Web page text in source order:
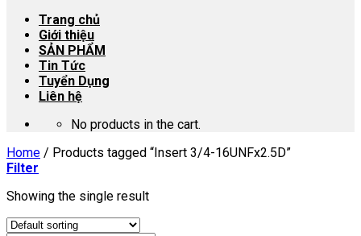
Trang chủ
Giới thiệu
SẢN PHẨM
Tin Tức
Tuyển Dụng
Liên hệ
No products in the cart.
Home / Products tagged “Insert 3/4-16UNFx2.5D”
Filter
Showing the single result